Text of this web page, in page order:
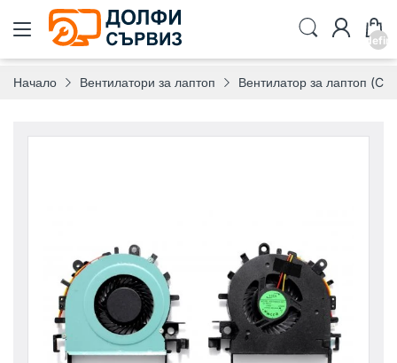
Начало Вентилатори за лаптоп Вентилатор за лаптоп